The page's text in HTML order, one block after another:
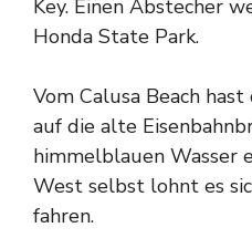
Key. Einen Abstecher
Honda State Park.
Vom Calusa Beach
auf die alte
himmelblauen Wasser
West selbst lohnt es
fahren.